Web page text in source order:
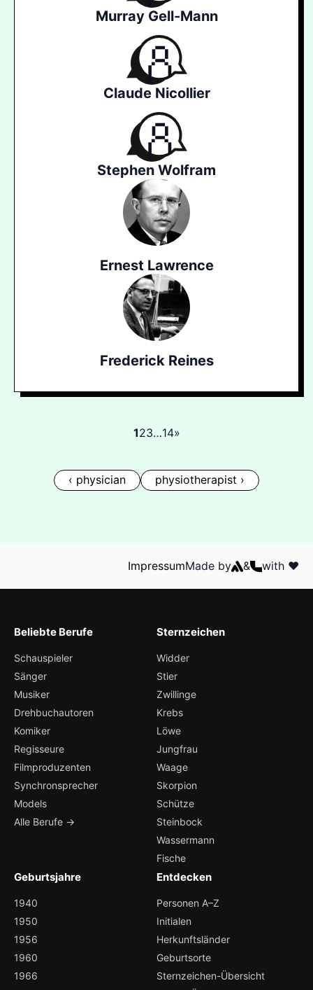
Murray Gell-Mann
Claude Nicollier
Stephen Wolfram
Ernest Lawrence
Frederick Reines
123…14»
‹ physician physiotherapist ›
ImpressumMade by & with ❤️
Beliebte Berufe
Schauspieler
Sänger
Musiker
Drehbuchautoren
Komiker
Regisseure
Filmproduzenten
Synchronsprecher
Models
Alle Berufe →
Sternzeichen
Widder
Stier
Zwillinge
Krebs
Löwe
Jungfrau
Waage
Skorpion
Schütze
Steinbock
Wassermann
Fische
Geburtsjahre
1940
1950
1956
1960
1966
Entdecken
Personen A–Z
Initialen
Herkunftsländer
Geburtsorte
Sternzeichen-Übersicht